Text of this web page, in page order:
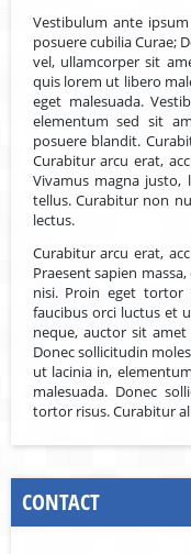
Vestibulum ante
posuere cubilia Curae;
vel, ullamcorper sit
quis lorem ut libero
eget malesuada.
elementum sed sit
posuere blandit.
Curabitur arcu erat,
Vivamus magna justo,
tellus. Curabitur non
lectus.
Curabitur arcu erat,
Praesent sapien
nisi. Proin eget tortor
faucibus orci luctus et
neque, auctor sit
Donec sollicitudin
ut lacinia in,
malesuada. Donec
tortor risus. Curabitur
CONTACT